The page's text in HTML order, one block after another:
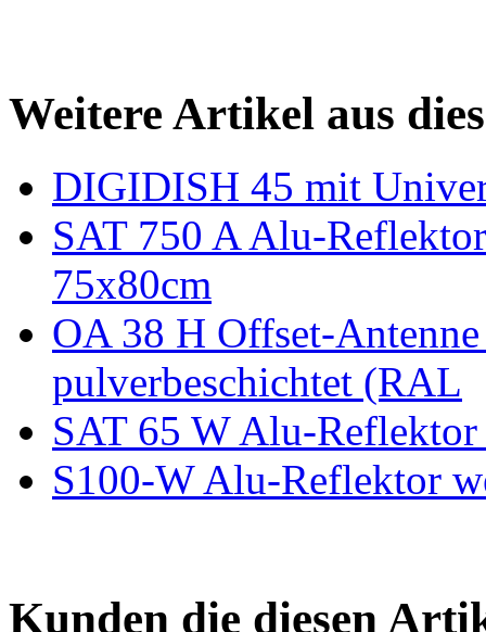
Weitere Artikel aus
DIGIDISH 45 mit
SAT 750 A Alu-
75x80cm
OA 38 H Offset-
pulverbeschichtet (RAL
SAT 65 W Alu-
S100-W Alu-Reflektor
Kunden die diesen